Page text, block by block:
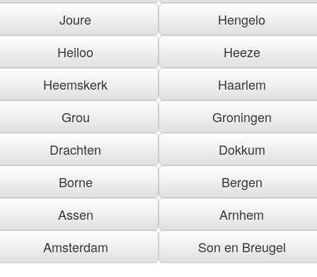
Joure
Hengelo
Heiloo
Heeze
Heemskerk
Haarlem
Grou
Groningen
Drachten
Dokkum
Borne
Bergen
Assen
Arnhem
Amsterdam
Son en Breugel